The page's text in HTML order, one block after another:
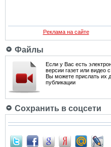
Реклама на сайте
Файлы
Если у Вас есть
версии газет или видео
Вы можете прислать их
публикации
Сохранить в соцсети